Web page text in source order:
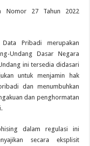
Nomor 27 Tahun 2022
Data Pribadi merupakan
Undang Dasar Negara
ini tersedia didasari
untuk menjamin hak
dan menumbuhkan
dan penghormatan
dalam regulasi ini
secara eksplisit